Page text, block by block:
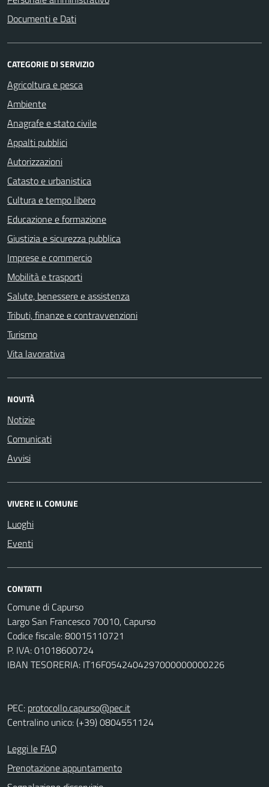
Documenti e Dati
CATEGORIE DI SERVIZIO
Agricoltura e pesca
Ambiente
Anagrafe e stato civile
Appalti pubblici
Autorizzazioni
Catasto e urbanistica
Cultura e tempo libero
Educazione e formazione
Giustizia e sicurezza pubblica
Imprese e commercio
Mobilità e trasporti
Salute, benessere e assistenza
Tributi, finanze e contravvenzioni
Turismo
Vita lavorativa
NOVITÀ
Notizie
Comunicati
Avvisi
VIVERE IL COMUNE
Luoghi
Eventi
CONTATTI
Comune di Capurso
Largo San Francesco 70010, Capurso
Codice fiscale: 80015110721
P. IVA: 01018600724
IBAN TESORERIA: IT16F0542404297000000000226
PEC: protocollo.capurso@pec.it
Centralino unico: (+39) 0804551124
Leggi le FAQ
Prenotazione appuntamento